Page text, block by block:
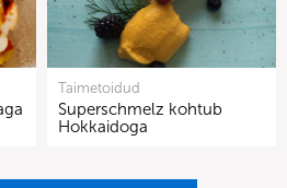
Taimetoidud
Superschmelz kohtub
Hokkaidoga